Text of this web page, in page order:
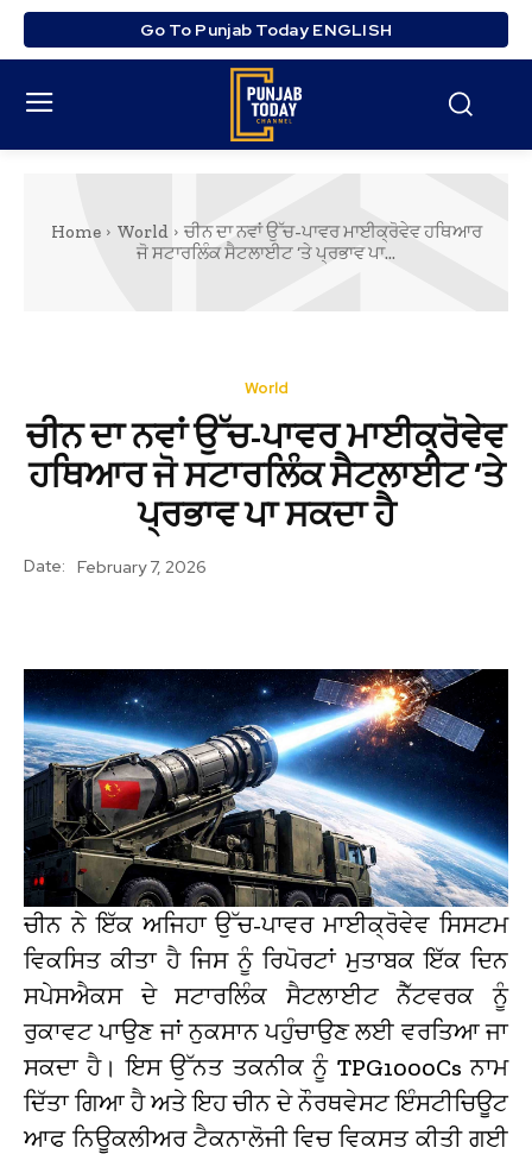
Go To Punjab Today ENGLISH
Home World
ਚੀਨ ਦਾ ਨਵਾਂ ਉੱਚ-ਪਾਵਰ ਮਾਈਕ੍ਰੋਵੇਵ ਹਥਿਆਰ
ਜੋ ਸਟਾਰਲਿੰਕ ਸੈਟਲਾਈਟ ‘ਤੇ ਪ੍ਰਭਾਵ ਪਾ...
World
ਚੀਨ ਦਾ ਨਵਾਂ ਉੱਚ-ਪਾਵਰ ਮਾਈਕ੍ਰੋਵੇਵ
ਹਥਿਆਰ ਜੋ ਸਟਾਰਲਿੰਕ ਸੈਟਲਾਈਟ ‘ਤੇ
ਪ੍ਰਭਾਵ ਪਾ ਸਕਦਾ ਹੈ
Date: February 7, 2026
ਚੀਨ ਨੇ ਇੱਕ ਅਜਿਹਾ ਉੱਚ-ਪਾਵਰ ਮਾਈਕ੍ਰੋਵੇਵ ਸਿਸਟਮ
ਵਿਕਸਿਤ ਕੀਤਾ ਹੈ ਜਿਸ ਨੂੰ ਰਿਪੋਰਟਾਂ ਮੁਤਾਬਕ ਇੱਕ ਦਿਨ
ਸਪੇਸਐਕਸ ਦੇ ਸਟਾਰਲਿੰਕ ਸੈਟਲਾਈਟ ਨੈੱਟਵਰਕ ਨੂੰ
ਰੁਕਾਵਟ ਪਾਉਣ ਜਾਂ ਨੁਕਸਾਨ ਪਹੁੰਚਾਉਣ ਲਈ ਵਰਤਿਆ ਜਾ
ਸਕਦਾ ਹੈ। ਇਸ ਉੱਨਤ ਤਕਨੀਕ ਨੂੰ TPG1000Cs ਨਾਮ
ਦਿੱਤਾ ਗਿਆ ਹੈ ਅਤੇ ਇਹ ਚੀਨ ਦੇ ਨੌਰਥਵੇਸਟ ਇੰਸਟੀਚਿਊਟ
ਆਫ ਨਿਊਕਲੀਅਰ ਟੈਕਨਾਲੋਜੀ ਵਿਚ ਵਿਕਸਤ ਕੀਤੀ ਗਈ